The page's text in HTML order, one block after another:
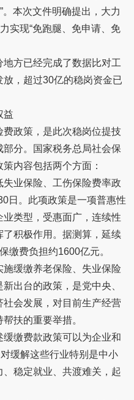
。本次文件明确提出，大力
实现“免跑腿、免申请、免
方已经完成了数据比对工
，超过30亿的稳岗资金已
益
政策，是此次稳岗位提技
分。国家税务总局社会保
内容包括两个方面：
业保险、工伤保险费率政
日。此项政策是一项普惠性
类型，受惠面广，连续性
积极作用。据测算，延续
缴费负担约1600亿元。
缓缴养老保险、失业保险
出台的政策，是党中央、
会发展，对目前生产经营
扶的重要举措。
缴费款政策可以为企业和
缓解这些行业特别是中小
稳定就业、共渡难关，起